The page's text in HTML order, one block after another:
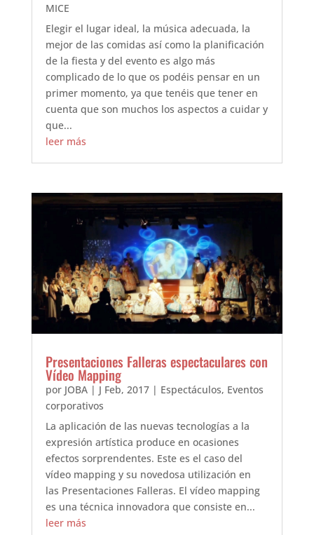
MICE
Elegir el lugar ideal, la música adecuada, la
mejor de las comidas así como la planificación
de la fiesta y del evento es algo más
complicado de lo que os podéis pensar en un
primer momento, ya que tenéis que tener en
cuenta que son muchos los aspectos a cuidar y
que...
leer más
Presentaciones Falleras espectaculares con
Vídeo Mapping
por JOBA| J Feb, 2017| Espectáculos, Eventos
corporativos
La aplicación de las nuevas tecnologías a la
expresión artística produce en ocasiones
efectos sorprendentes. Este es el caso del
vídeo mapping y su novedosa utilización en
las Presentaciones Falleras. El vídeo mapping
es una técnica innovadora que consiste en...
leer más